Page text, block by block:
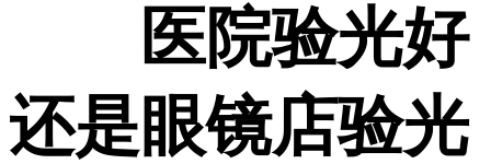
医院验光好
还是眼镜店验光